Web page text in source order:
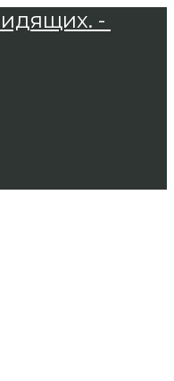
-